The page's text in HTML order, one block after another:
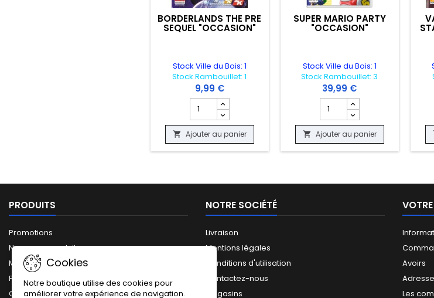
BORDERLANDS THE PRE
SEQUEL "OCCASION"
Stock Ville du Bois: 1
Stock Rambouillet: 1
9,99 €
Champ quantité du produit BORDERLANDS THE PRE SEQUEL
 Ajouter au panier
SUPER MARIO PARTY
"OCCASION"
Stock Ville du Bois: 1
Stock Rambouillet: 3
39,99 €
Champ quantité du produit
 Ajouter au panier
PRODUITS
Promotions
Nouveaux produits
Meilleures ventes
Plan du site
Catalogue complet
NOTRE SOCIÉTÉ
Livraison
Mentions légales
Conditions d'utilisation
Contactez-nous
Magasins
Avoirs
Les
Cookies
Notre boutique utilise des cookies pour
améliorer votre expérience de navigation.